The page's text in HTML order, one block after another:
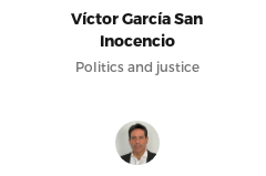
Víctor García San
Inocencio
Politics and justice